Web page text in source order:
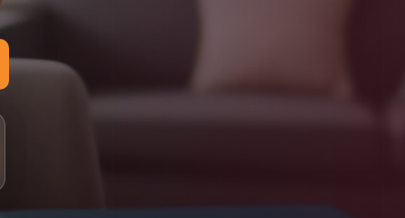
اللغات المستخدمة في التدريس: العربية، التركية، الإنجليزية، الفرنسية
المستويات: مبتدئ، أساسي، متوسط، متقدم